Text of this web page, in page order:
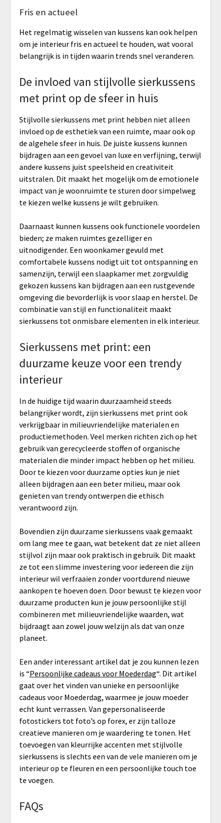
Fris en actueel
Het regelmatig wisselen van kussens kan ook helpen
om je interieur fris en actueel te houden, wat vooral
belangrijk is in tijden waarin trends snel veranderen.
De invloed van stijlvolle sierkussens
met print op de sfeer in huis
Stijlvolle sierkussens met print hebben niet alleen
invloed op de esthetiek van een ruimte, maar ook op
de algehele sfeer in huis. De juiste kussens kunnen
bijdragen aan een gevoel van luxe en verfijning, terwijl
andere kussens juist speelsheid en creativiteit
uitstralen. Dit maakt het mogelijk om de emotionele
impact van je woonruimte te sturen door simpelweg
te kiezen welke kussens je wilt gebruiken.
Daarnaast kunnen kussens ook functionele voordelen
bieden; ze maken ruimtes gezelliger en
uitnodigender. Een woonkamer gevuld met
comfortabele kussens nodigt uit tot ontspanning en
samenzijn, terwijl een slaapkamer met zorgvuldig
gekozen kussens kan bijdragen aan een rustgevende
omgeving die bevorderlijk is voor slaap en herstel. De
combinatie van stijl en functionaliteit maakt
sierkussens tot onmisbare elementen in elk interieur.
Sierkussens met print: een
duurzame keuze voor een trendy
interieur
In de huidige tijd waarin duurzaamheid steeds
belangrijker wordt, zijn sierkussens met print ook
verkrijgbaar in milieuvriendelijke materialen en
productiemethoden. Veel merken richten zich op het
gebruik van gerecycleerde stoffen of organische
materialen die minder impact hebben op het milieu.
Door te kiezen voor duurzame opties kun je niet
alleen bijdragen aan een beter milieu, maar ook
genieten van trendy ontwerpen die ethisch
verantwoord zijn.
Bovendien zijn duurzame sierkussens vaak gemaakt
om lang mee te gaan, wat betekent dat ze niet alleen
stijlvol zijn maar ook praktisch in gebruik. Dit maakt
ze tot een slimme investering voor iedereen die zijn
interieur wil verfraaien zonder voortdurend nieuwe
aankopen te hoeven doen. Door bewust te kiezen voor
duurzame producten kun je jouw persoonlijke stijl
combineren met milieuvriendelijke waarden, wat
bijdraagt aan zowel jouw welzijn als dat van onze
planeet.
Een ander interessant artikel dat je zou kunnen lezen
is “Persoonlijke cadeaus voor Moederdag“. Dit artikel
gaat over het vinden van unieke en persoonlijke
cadeaus voor Moederdag, waarmee je jouw moeder
echt kunt verrassen. Van gepersonaliseerde
fotostickers tot foto’s op forex, er zijn talloze
creatieve manieren om je waardering te tonen. Het
toevoegen van kleurrijke accenten met stijlvolle
sierkussens is slechts een van de vele manieren om je
interieur op te fleuren en een persoonlijke touch toe
te voegen.
FAQs